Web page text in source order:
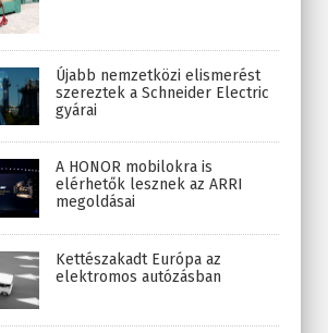
Újabb nemzetközi elismerést
szereztek a Schneider Electric
gyárai
A HONOR mobilokra is
elérhetők lesznek az ARRI
megoldásai
Kettészakadt Európa az
elektromos autózásban